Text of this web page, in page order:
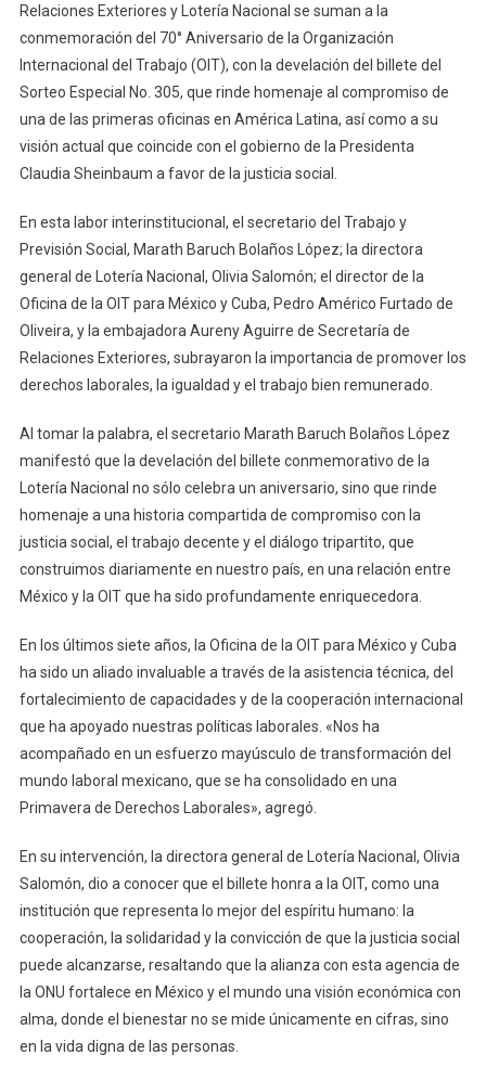
Relaciones Exteriores y Lotería Nacional se suman a la
conmemoración del 70° Aniversario de la Organización
Internacional del Trabajo (OIT), con la develación del billete del
Sorteo Especial No. 305, que rinde homenaje al compromiso de
una de las primeras oficinas en América Latina, así como a su
visión actual que coincide con el gobierno de la Presidenta
Claudia Sheinbaum a favor de la justicia social.
En esta labor interinstitucional, el secretario del Trabajo y
Previsión Social, Marath Baruch Bolaños López; la directora
general de Lotería Nacional, Olivia Salomón; el director de la
Oficina de la OIT para México y Cuba, Pedro Américo Furtado de
Oliveira, y la embajadora Aureny Aguirre de Secretaría de
Relaciones Exteriores, subrayaron la importancia de promover los
derechos laborales, la igualdad y el trabajo bien remunerado.
Al tomar la palabra, el secretario Marath Baruch Bolaños López
manifestó que la develación del billete conmemorativo de la
Lotería Nacional no sólo celebra un aniversario, sino que rinde
homenaje a una historia compartida de compromiso con la
justicia social, el trabajo decente y el diálogo tripartito, que
construimos diariamente en nuestro país, en una relación entre
México y la OIT que ha sido profundamente enriquecedora.
En los últimos siete años, la Oficina de la OIT para México y Cuba
ha sido un aliado invaluable a través de la asistencia técnica, del
fortalecimiento de capacidades y de la cooperación internacional
que ha apoyado nuestras políticas laborales. «Nos ha
acompañado en un esfuerzo mayúsculo de transformación del
mundo laboral mexicano, que se ha consolidado en una
Primavera de Derechos Laborales», agregó.
En su intervención, la directora general de Lotería Nacional, Olivia
Salomón, dio a conocer que el billete honra a la OIT, como una
institución que representa lo mejor del espíritu humano: la
cooperación, la solidaridad y la convicción de que la justicia social
puede alcanzarse, resaltando que la alianza con esta agencia de
la ONU fortalece en México y el mundo una visión económica con
alma, donde el bienestar no se mide únicamente en cifras, sino
en la vida digna de las personas.